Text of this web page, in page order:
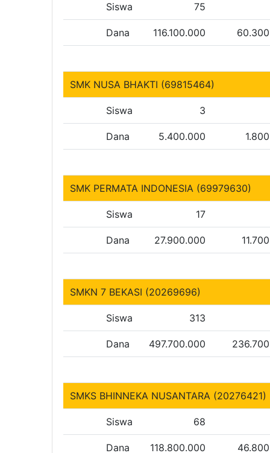
Siswa 75
Dana 116.100.000
SMK NUSA BHAKTI (69815464)
Siswa 3
Dana 5.400.000
SMK PERMATA INDONESIA (69979630)
Siswa 17
Dana 27.900.000
SMKN 7 BEKASI (20269696)
Siswa 313
Dana 497.700.000
SMKS BHINNEKA NUSANTARA (20276421)
Siswa 68
Dana 118.800.000